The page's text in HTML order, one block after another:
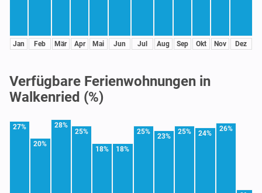
Jan Feb Mär Apr Mai Jun Jul Aug Sep Okt Nov Dez
Verfügbare Ferienwohnungen in
Walkenried (%)
27%
20%
28%
25%
18% 18%
25%
23%
25% 24%
26%